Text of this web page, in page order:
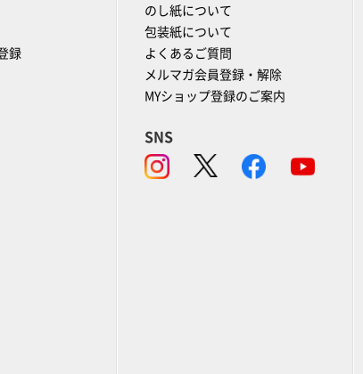
録
のし紙について
包装紙について
よくあるご質問
メルマガ会員登録・解除
MYショップ登録のご案内
SNS